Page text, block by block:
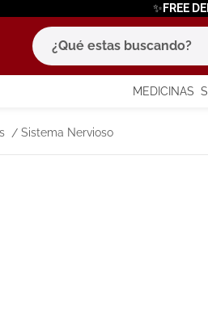
✨FREE
¿Qué estas buscando?
MEDICINAS
Sistema Nervioso
términos más
1. eucerin